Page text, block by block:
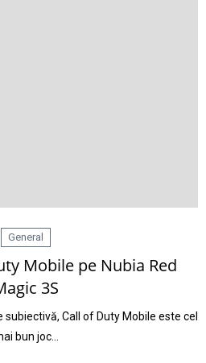
General
Mobile pe Nubia Red
3S
Call of Duty Mobile este cel
bun joc…